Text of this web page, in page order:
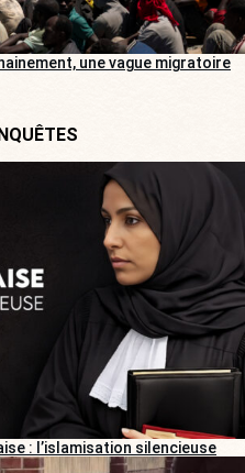
une vague migratoire
: l’islamisation silencieuse